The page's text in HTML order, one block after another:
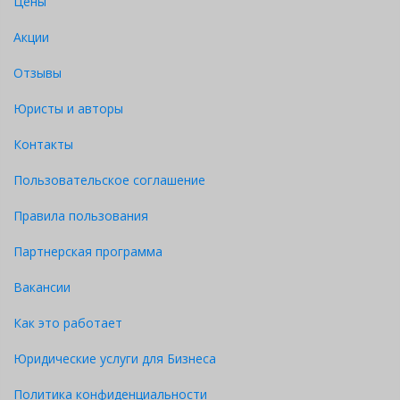
Акции
Отзывы
Юристы и авторы
Контакты
Пользовательское соглашение
Правила пользования
Партнерская программа
Вакансии
Как это работает
Юридические услуги для Бизнеса
Политика конфиденциальности